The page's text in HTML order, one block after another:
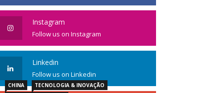
Instagram
Follow us on Instagram
Linkedin
Follow us on Linkedin
CHINA
TECNOLOGIA & INOVAÇÃO